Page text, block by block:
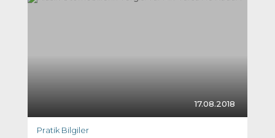
17.08.2018
Pratik Bilgiler